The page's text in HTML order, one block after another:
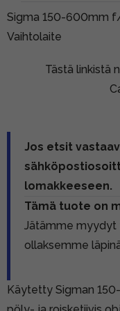
Sigma 150-600mm f/
Vaihtolaite
Tästä linkistä
Jos etsit
lomakkeeseen.
Tämä tuote on
Jätämme myydyt
ollaksemme
Käytetty Sigman